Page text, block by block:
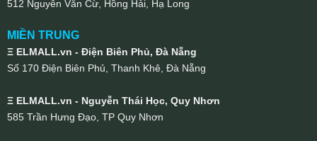
512 Nguyễn Văn Cừ, Hồng Hải, Hạ Long
MIỀN TRUNG
Ξ ELMALL.vn - Điện Biên Phủ, Đà Nẵng
Số 170 Điện Biên Phủ, Thanh Khê, Đà Nẵng
Ξ ELMALL.vn - Nguyễn Thái Học, Quy Nhơn
585 Trần Hưng Đạo, TP Quy Nhơn